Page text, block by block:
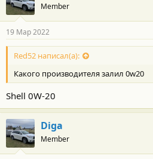
Member
19 Мар 2022
Red52 написал(а):
Какого производителя залил 0w20
Shell 0W-20
Diga
Member